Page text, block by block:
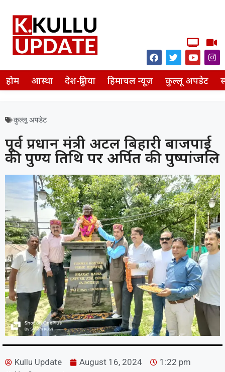
होम आस्था देश-दुनिया हिमाचल न्यूज़ कुल्लू अपडेट
कुल्लू अपडेट
पूर्व प्रधान मंत्री अटल बिहारी बाजपाई
की पुण्य तिथि पर अर्पित की पुष्पांजलि
Kullu Update August 16, 2024
1:22 pm